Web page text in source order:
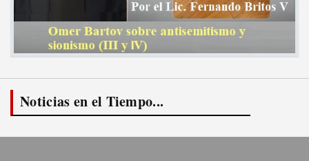
Noticias en el Tiempo...